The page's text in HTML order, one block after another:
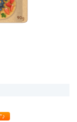
♪